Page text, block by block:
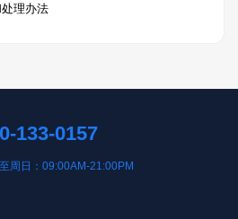
理办法
133-0157
周日：09:00AM-21:00PM